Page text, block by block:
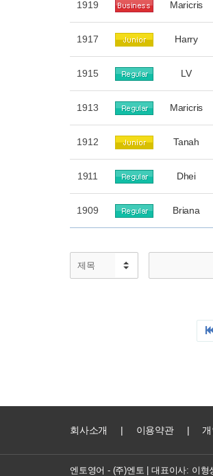
회사소개 | 이용약관 |
엔토영어 - (주)엔토 | 대표이사: 이형